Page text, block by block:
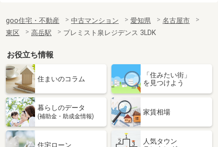
goo住宅・不動産 中古マンション 愛知県
名古屋市
東区
高岳駅 プレミスト泉レジデンス 3LDK
お役立ち情報
住まいのコラム
「住みたい街」
を見つけよう
暮らしのデータ
(補助金・助成金情報)
家賃相場
住宅ローン
人気タウン